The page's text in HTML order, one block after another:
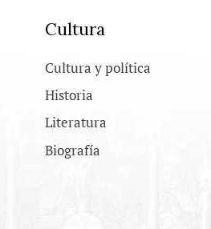
Cultura
Cultura y política
Historia
Literatura
Biografía